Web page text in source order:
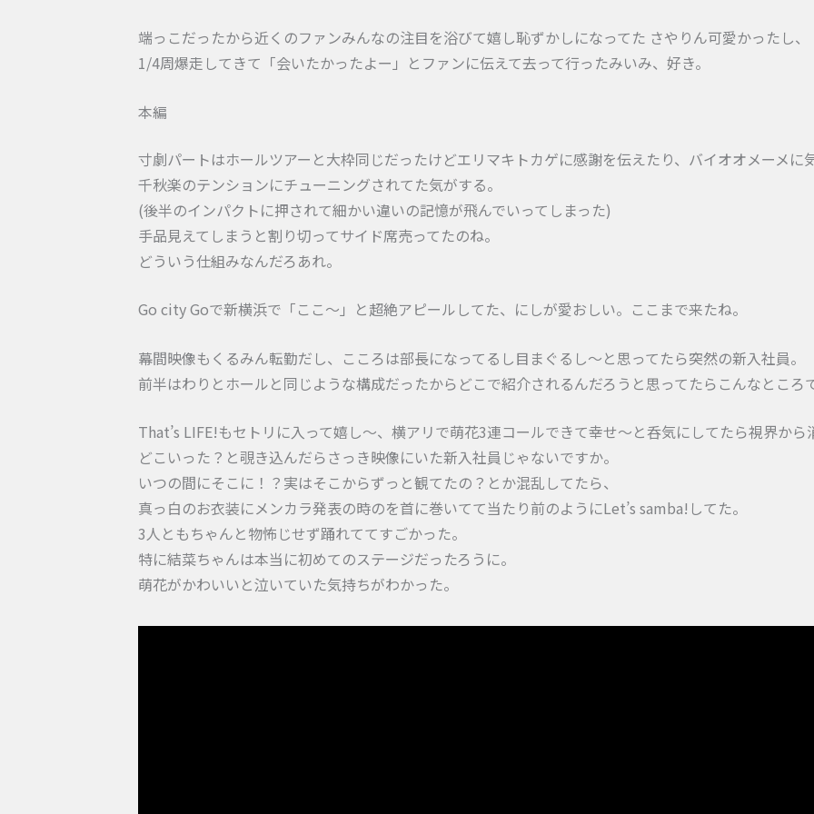
端っこだったから近くのファンみんなの注目を浴びて嬉し恥ずかしになってた さやりん可愛かったし、
1/4周爆走してきて「会いたかったよー」とファンに伝えて去って行ったみいみ、好き。
本編
寸劇パートはホールツアーと大枠同じだったけどエリマキトカゲに感謝を伝えたり、バイオオメーメに
千秋楽のテンションにチューニングされてた気がする。
(後半のインパクトに押されて細かい違いの記憶が飛んでいってしまった)
手品見えてしまうと割り切ってサイド席売ってたのね。
どういう仕組みなんだろあれ。
Go city Goで新横浜で「ここ〜」と超絶アピールしてた、にしが愛おしい。ここまで来たね。
幕間映像もくるみん転勤だし、こころは部長になってるし目まぐるし〜と思ってたら突然の新入社員。
前半はわりとホールと同じような構成だったからどこで紹介されるんだろうと思ってたらこんなところで
That’s LIFE!もセトリに入って嬉し〜、横アリで萌花3連コールできて幸せ〜と呑気にしてたら視界から
どこいった？と覗き込んだらさっき映像にいた新入社員じゃないですか。
いつの間にそこに！？実はそこからずっと観てたの？とか混乱してたら、
真っ白のお衣装にメンカラ発表の時のを首に巻いてて当たり前のようにLet’s samba!してた。
3人ともちゃんと物怖じせず踊れててすごかった。
特に結菜ちゃんは本当に初めてのステージだったろうに。
萌花がかわいいと泣いていた気持ちがわかった。